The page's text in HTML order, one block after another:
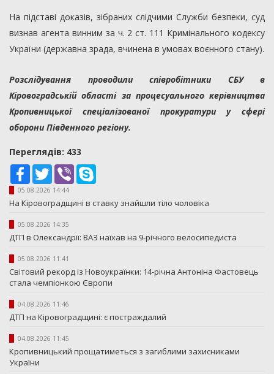
На підставі доказів, зібраних слідчими Служби безпеки, суд
визнав агента винним за ч. 2 ст. 111 Кримінального кодексу
України (державна зрада, вчинена в умовах воєнного стану).
Розслідування проводили співробітники СБУ в
Кіровоградській області за процесуального керівництва
Кропивницької спеціалізованої прокуратури у сфері
оборони Південного регіону.
Переглядiв: 433
Facebook
TwitterViber
05.08.2026 14:44
На Кіровоградщині в ставку знайшли тіло чоловіка
05.08.2026 14:35
ДТП в Олександрії: ВАЗ наїхав на 9-річного велосипедиста
05.08.2026 11:41
Світовий рекорд із Новоукраїнки: 14-річна Антоніна Фастовець
стала чемпіонкою Європи
04.08.2026 11:46
ДТП на Кіровоградщині: є постраждалий
04.08.2026 11:45
Кропивницький прощатиметься з загиблими захисниками
України